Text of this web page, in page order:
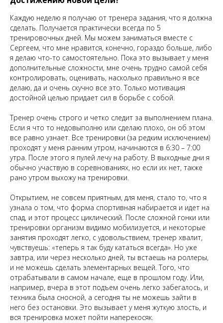
Каждую неделю я получаю от тренера задания, что я должна
сделать. Получается практически всегда по 5
тренировочных дней. Мы можем заниматься вместе с
Сергеем, что мне нравится, конечно, гораздо больше, либо
я делаю что-то самостоятельно. Пока это вызывает у меня
дополнительные сложности, мне очень трудно самой себя
контролировать, оценивать, насколько правильно я все
делаю, да и очень скучно все это. Только мотивация
достойной целью придает сил в борьбе с собой.
Тренер очень строго и четко следит за выполнением плана.
Если я что то недовыполню или сделаю плохо, он об этом
все равно узнает. Все тренировки (за редким исключением)
проходят у меня ранним утром, начинаются в 6:30 – 7:00
утра. После этого я пулей лечу на работу. В выходные дни я
обычно участвую в соревнованиях, но если их нет, также
рано утром выхожу на тренировки.
Открытием, не совсем приятным, для меня, стало то, что я
узнала о том, что форма спортивная набирается и идет на
спад, и этот процесс циклический. После сложной гонки или
тренировки организм видимо мобилизуется, и некоторые
занятия проходят легко, с удовольствием, тренер хвалит,
чувствуешь: «теперь я так буду кататься всегда». Но уже
завтра, или через несколько дней, ты встаешь на роллеры,
и не можешь сделать элементарных вещей. Того, что
отрабатывали в самом начале, еще в прошлом году. Или,
например, вчера в этот подъем очень легко забегалось, и
техника была сносной, а сегодня ты не можешь зайти в
него без остановки. Это вызывает у меня жуткую злость, и
вся тренировка может пойти наперекосяк.